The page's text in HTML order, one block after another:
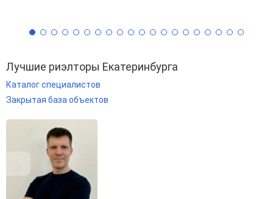
Лучшие риэлторы Екатеринбурга
Каталог специалистов
Закрытая база объектов